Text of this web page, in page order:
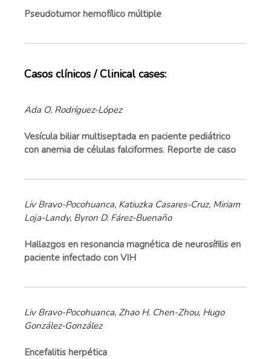
Pseudotumor hemofílico múltiple
Casos clínicos / Clinical cases:
Ada O. Rodríguez-López
Vesícula biliar multiseptada en paciente pediátrico
con anemia de células falciformes. Reporte de caso
Liv Bravo-Pocohuanca, Katiuzka Casares-Cruz, Miriam
Loja-Landy, Byron D. Fárez-Buenaño
Hallazgos en resonancia magnética de neurosífilis en
paciente infectado con VIH
Liv Bravo-Pocohuanca, Zhao H. Chen-Zhou, Hugo
González-González
Encefalitis herpética